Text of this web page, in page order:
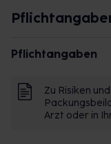
Pflichtangaben
Zu Risiken
Arzt oder in